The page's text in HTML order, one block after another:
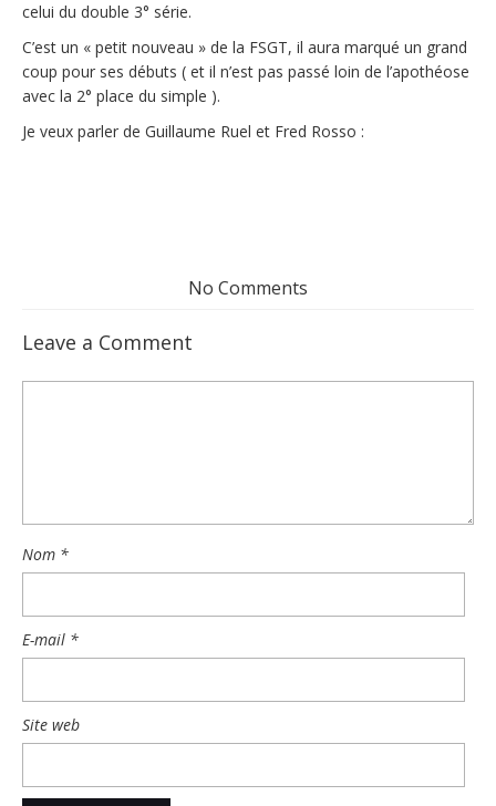
celui du double 3° série.
C’est un « petit nouveau » de la FSGT, il aura marqué un grand
coup pour ses débuts ( et il n’est pas passé loin de l’apothéose
avec la 2° place du simple ).
Je veux parler de Guillaume Ruel et Fred Rosso :
No Comments
Leave a Comment
Nom *
E-mail *
Site web